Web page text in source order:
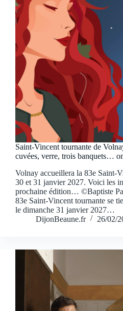
Saint-Vincent tournante de
cuvées, verre, trois banquets…
Volnay accueillera la 83e Saint-
30 et 31 janvier 2027. Voici les
prochaine édition… ©Baptiste
83e Saint-Vincent tournante se
le dimanche 31 janvier 2027…
DijonBeaune.fr
26/02/